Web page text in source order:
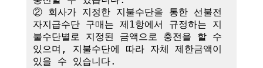
② 회사가 지정한 지불수단을 통한 선불전
자지급수단 구매는 제1항에서 규정하는 지
불수단별로 지정된 금액으로 충전을 할 수
있으며, 지불수단에 따라 자체 제한금액이
있을 수 있습니다.